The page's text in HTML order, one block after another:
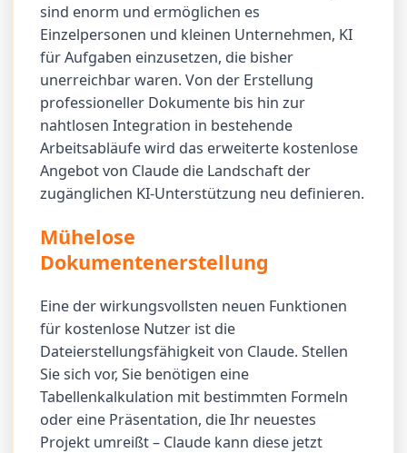
sind enorm und ermöglichen es
Einzelpersonen und kleinen Unternehmen, KI
für Aufgaben einzusetzen, die bisher
unerreichbar waren. Von der Erstellung
professioneller Dokumente bis hin zur
nahtlosen Integration in bestehende
Arbeitsabläufe wird das erweiterte kostenlose
Angebot von Claude die Landschaft der
zugänglichen KI-Unterstützung neu definieren.
Mühelose
Dokumentenerstellung
Eine der wirkungsvollsten neuen Funktionen
für kostenlose Nutzer ist die
Dateierstellungsfähigkeit von Claude. Stellen
Sie sich vor, Sie benötigen eine
Tabellenkalkulation mit bestimmten Formeln
oder eine Präsentation, die Ihr neuestes
Projekt umreißt – Claude kann diese jetzt